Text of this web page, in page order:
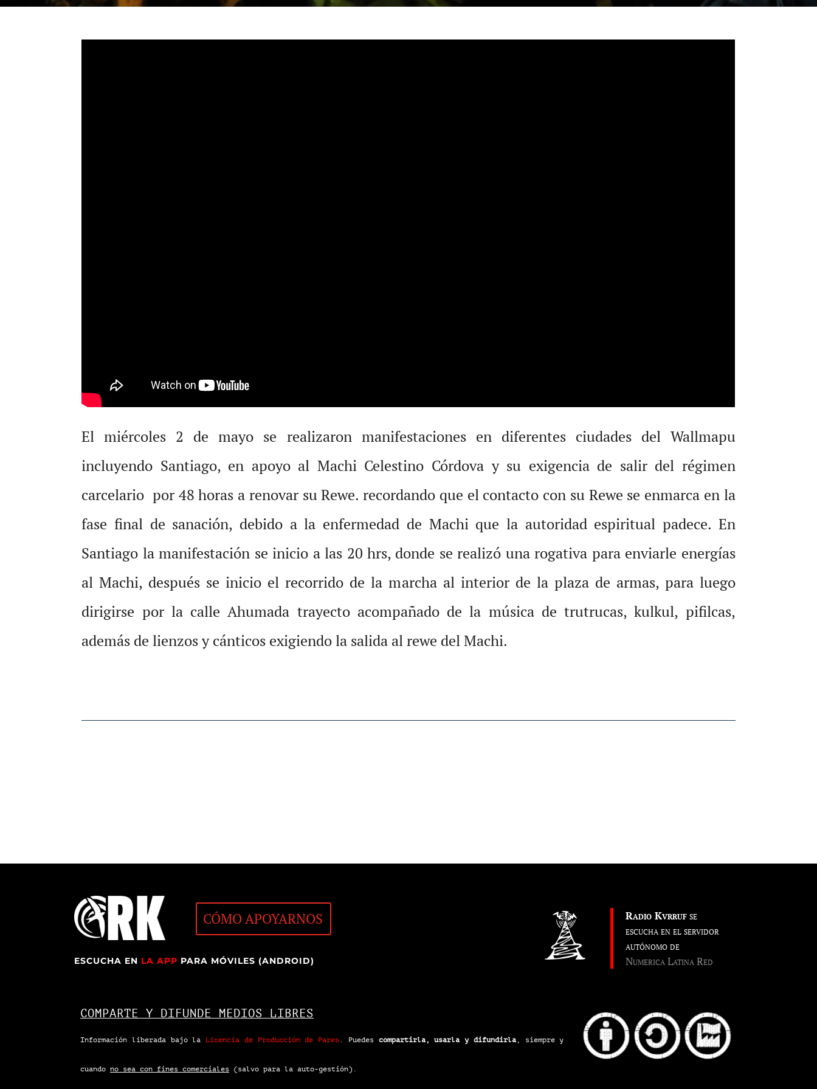
El miércoles 2 de mayo se realizaron manifestaciones en diferentes ciudades del Wallmapu
incluyendo Santiago, en apoyo al Machi Celestino Córdova y su exigencia de salir del régimen
carcelario por 48 horas a renovar su Rewe. recordando que el contacto con su Rewe se enmarca en la
fase final de sanación, debido a la enfermedad de Machi que la autoridad espiritual padece. En
Santiago la manifestación se inicio a las 20 hrs, donde se realizó una rogativa para enviarle energías
al Machi, después se inicio el recorrido de la marcha al interior de la plaza de armas, para luego
dirigirse por la calle Ahumada trayecto acompañado de la música de trutrucas, kulkul, pifilcas,
además de lienzos y cánticos exigiendo la salida al rewe del Machi.
CÓMO APOYARNOS
ESCUCHA EN LA APP PARA MÓVILES (ANDROID)
Radio Kvrrufse
escucha en el servidor
autónomo de
Numerica Latina Red
COMPARTE Y DIFUNDE MEDIOS LIBRES
Información liberada bajo la Licencia de Producción de Pares . Puedes compartirla, usarla y difundirla, siempre y
cuando no sea con fines comerciales (salvo para la auto-gestión).